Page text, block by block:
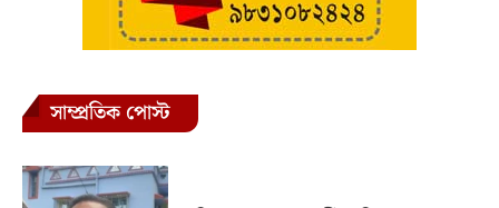
সাম্প্রতিক পোস্ট